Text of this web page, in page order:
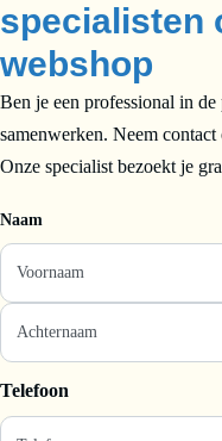
specialisten
webshop
Ben je een professional in
samenwerken. Neem
Onze specialist bezoekt je
Naam
Telefoon